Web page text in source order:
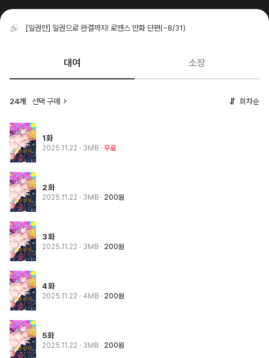
[일권만] 일권으로 완결까지! 로맨스 만화 단편(~8/31)
대여 소장
24개 선택 구매 회차순
1화
2025.11.22 · 3MB 무료
2화
2025.11.22 · 3MB 200원
3화
2025.11.22 · 3MB 200원
4화
2025.11.22 · 4MB 200원
5화
2025.11.22 · 3MB 200원